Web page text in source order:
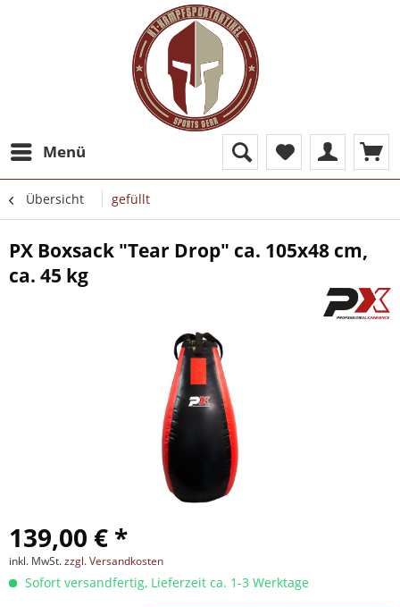
Menü
Übersicht gefüllt
PX Boxsack "Tear Drop" ca. 105x48 cm,
ca. 45 kg
139,00 € *
inkl. MwSt.zzgl. Versandkosten
Sofort versandfertig, Lieferzeit ca. 1-3 Werktage